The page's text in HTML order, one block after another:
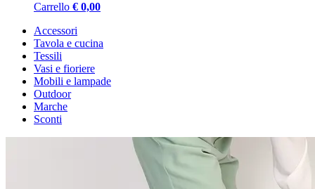
Carrello € 0,00
Accessori
Tavola e cucina
Tessili
Vasi e fioriere
Mobili e lampade
Outdoor
Marche
Sconti